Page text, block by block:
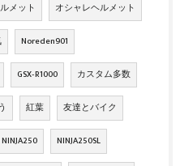
メット オシャレヘルメット
Noreden901
GSX‐R1000 カスタム多数
紅葉 友達とバイク
NINJA250 NINJA250SL